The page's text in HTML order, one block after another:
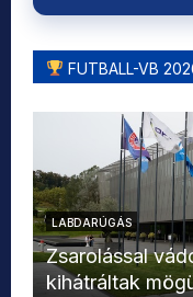
FUTBALL-VB
LABDARÚGÁS
Zsarolással
kihátráltak